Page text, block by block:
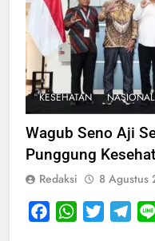
KESEHATAN NASIONAL
Wagub Seno Aji
Punggung
Redaksi 8 Agustus
FacebookWhatsApp
Twitter